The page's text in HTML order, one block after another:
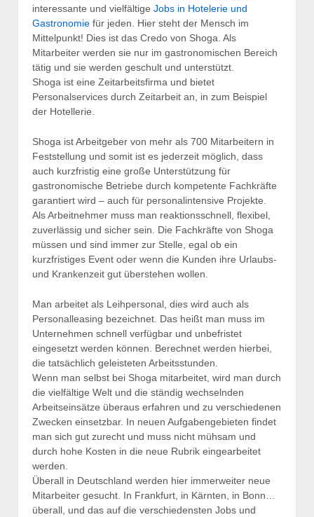
interessante und vielfältige Jobs in Hotelerie und
Gastronomie für jeden. Hier steht der Mensch im
Mittelpunkt! Dies ist das Credo von Shoga. Als
Mitarbeiter werden sie nur im gastronomischen Bereich
tätig und sie werden geschult und unterstützt.
Shoga ist eine Zeitarbeitsfirma und bietet
Personalservices durch Zeitarbeit an, in zum Beispiel
der Hotellerie.
Shoga ist Arbeitgeber von mehr als 700 Mitarbeitern in
Feststellung und somit ist es jederzeit möglich, dass
auch kurzfristig eine große Unterstützung für
gastronomische Betriebe durch kompetente Fachkräfte
garantiert wird – auch für personalintensive Projekte.
Als Arbeitnehmer muss man reaktionsschnell, flexibel,
zuverlässig und sicher sein. Die Fachkräfte von Shoga
müssen und sind immer zur Stelle, egal ob ein
kurzfristiges Event oder wenn die Kunden ihre Urlaubs-
und Krankenzeit gut überstehen wollen.
Man arbeitet als Leihpersonal, dies wird auch als
Personalleasing bezeichnet. Das heißt man muss im
Unternehmen schnell verfügbar und unbefristet
eingesetzt werden können. Berechnet werden hierbei,
die tatsächlich geleisteten Arbeitsstunden.
Wenn man selbst bei Shoga mitarbeitet, wird man durch
die vielfältige Welt und die ständig wechselnden
Arbeitseinsätze überaus erfahren und zu verschiedenen
Zwecken einsetzbar. In neuen Aufgabengebieten findet
man sich gut zurecht und muss nicht mühsam und
durch hohe Kosten in die neue Rubrik eingearbeitet
werden.
Überall in Deutschland werden hier immerweiter neue
Mitarbeiter gesucht. In Frankfurt, in Kärnten, in Bonn…
überall, und das auf die verschiedensten Jobs und